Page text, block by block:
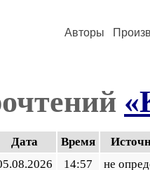
Авторы
Дата Время
14:57
не